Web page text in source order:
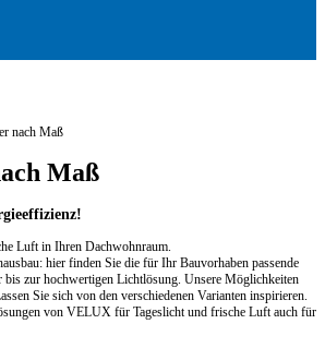
nach Maß
Maß
Luft in Ihren Dachwohnraum.
hier finden Sie die für Ihr Bauvorhaben passende
bis zur hochwertigen Lichtlösung. Unsere Möglichkeiten
Sie sich von den verschiedenen Varianten inspirieren.
von VELUX für Tageslicht und frische Luft auch für